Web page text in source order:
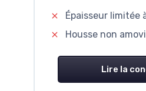
Épaisseur limitée
Housse non
Lire la